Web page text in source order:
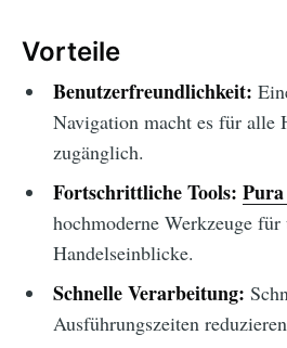
Vorteile
Benutzerfreundlichkeit:
Navigation macht es für alle
zugänglich.
Fortschrittliche Tools:
hochmoderne Werkzeuge für
Handelseinblicke.
Schnelle Verarbeitung:
Ausführungszeiten